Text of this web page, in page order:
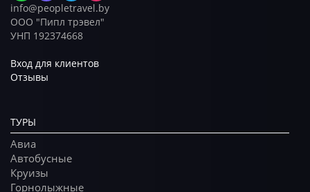
info@peopletravel.by
ООО "Пипл трэвел"
УНП 192374668
Вход для клиентов
Отзывы
ТУРЫ
Авиа
Автобусные
Круизы
Горнолыжные